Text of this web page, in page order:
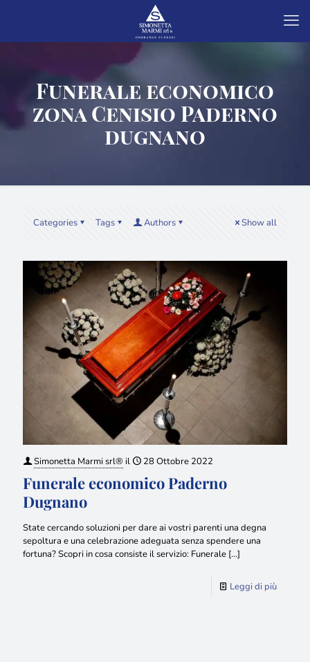
Funerale economico
zona Cenisio Paderno
dugnano
Categories Tags Authors Show all
Simonetta Marmi srl® il 28 Ottobre 2022
Funerale economico Paderno
Dugnano
State cercando soluzioni per dare ai vostri parenti una degna
sepoltura e una celebrazione adeguata senza spendere una
fortuna? Scopri in cosa consiste il servizio: Funerale […]
Leggi di più